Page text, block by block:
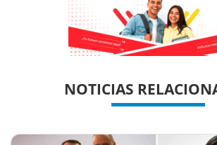
NOTICIAS